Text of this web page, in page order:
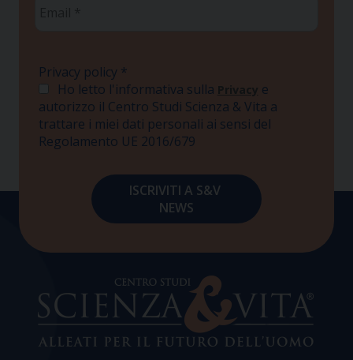
Privacy policy *
Ho letto l'informativa sulla Privacy e
autorizzo il Centro Studi Scienza & Vita a
trattare i miei dati personali ai sensi del
Regolamento UE 2016/679